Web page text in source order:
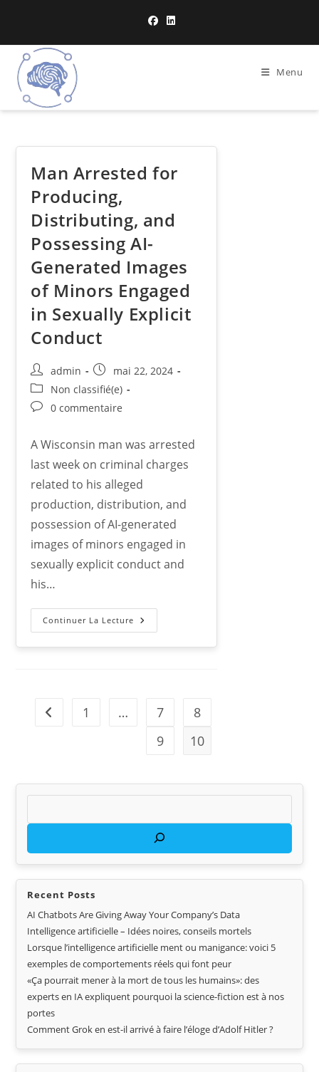
Menu
Man Arrested for
Producing,
Distributing, and
Possessing AI-
Generated Images
of Minors Engaged
in Sexually Explicit
Conduct
admin
mai 22, 2024
Non classifié(e)
0 commentaire
A Wisconsin man was arrested
last week on criminal charges
related to his alleged
production, distribution, and
possession of AI-generated
images of minors engaged in
sexually explicit conduct and
his…
Continuer La Lecture
1 … 7
8
9
10
Recent Posts
AI Chatbots Are Giving Away Your Company’s Data
Intelligence artificielle – Idées noires, conseils mortels
Lorsque l’intelligence artificielle ment ou manigance: voici 5
exemples de comportements réels qui font peur
«Ça pourrait mener à la mort de tous les humains»: des
experts en IA expliquent pourquoi la science-fiction est à nos
portes
Comment Grok en est-il arrivé à faire l’éloge d’Adolf Hitler ?